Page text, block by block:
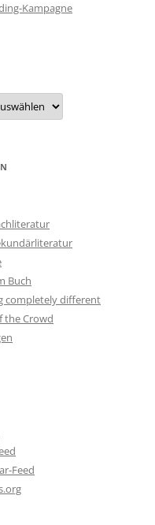
Kampagne
Buch
completely different
the Crowd
Feed